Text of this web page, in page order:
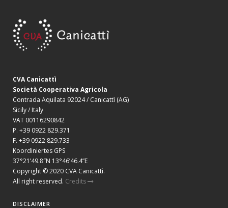
CVA Canicattì
Società Cooperativa Agricola
Contrada Aquilata 92024 / Canicattì (AG)
Sicily / Italy
VAT 00116290842
P. +39 0922 829.371
F. +39 0922 829.733
Koordiniertes GPS
37°21’49.8″N 13°46’46.4”E
Copyright © 2020 CVA Canicattì.
All right reserved. Credits
DISCLAIMER